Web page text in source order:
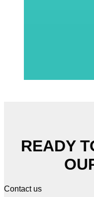
READY
Contact us